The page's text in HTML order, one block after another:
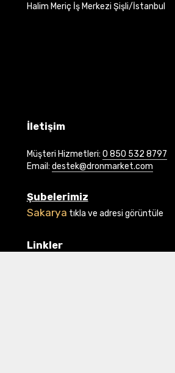
Halim Meriç İş Merkezi Şişli/İstanbul
İletişim
Müşteri Hizmetleri: 0 850 532 8797
Email: destek@dronmarket.com
Şubelerimiz
Sakarya tıkla ve adresi görüntüle
Linkler